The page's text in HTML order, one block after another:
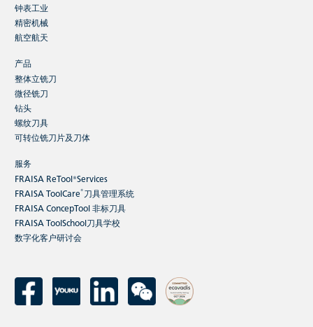
E-Cut 紧凑版
钟表工业
精密机械
航空航天
产品
整体立铣刀
微径铣刀
钻头
螺纹刀具
可转位铣刀片及刀体
服务
FRAISA ReTool®Services
FRAISA ToolCare®刀具管理系统
FRAISA ConcepTool 非标刀具
FRAISA ToolSchool刀具学校
数字化客户研讨会